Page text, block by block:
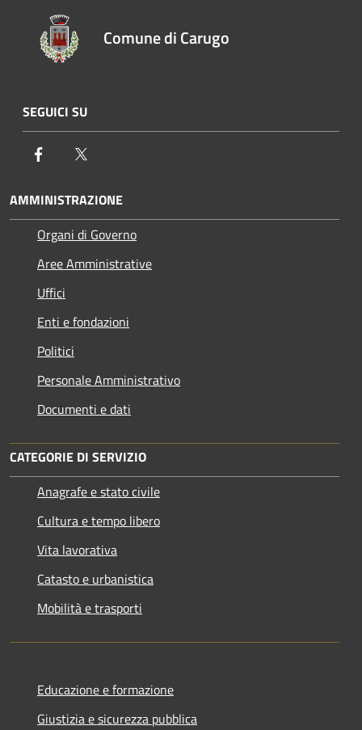
Comune di Carugo
SEGUICI SU
Facebook
AMMINISTRAZIONE
Organi di Governo
Aree Amministrative
Uffici
Enti e fondazioni
Politici
Personale Amministrativo
Documenti e dati
CATEGORIE DI SERVIZIO
Anagrafe e stato civile
Cultura e tempo libero
Vita lavorativa
Catasto e urbanistica
Mobilità e trasporti
Educazione e formazione
Giustizia e sicurezza pubblica